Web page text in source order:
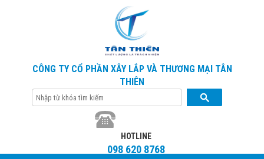
CÔNG TY CỔ PHẦN XÂY LẮP VÀ THƯƠNG MẠI TÂN
THIÊN
HOTLINE
098 620 8768